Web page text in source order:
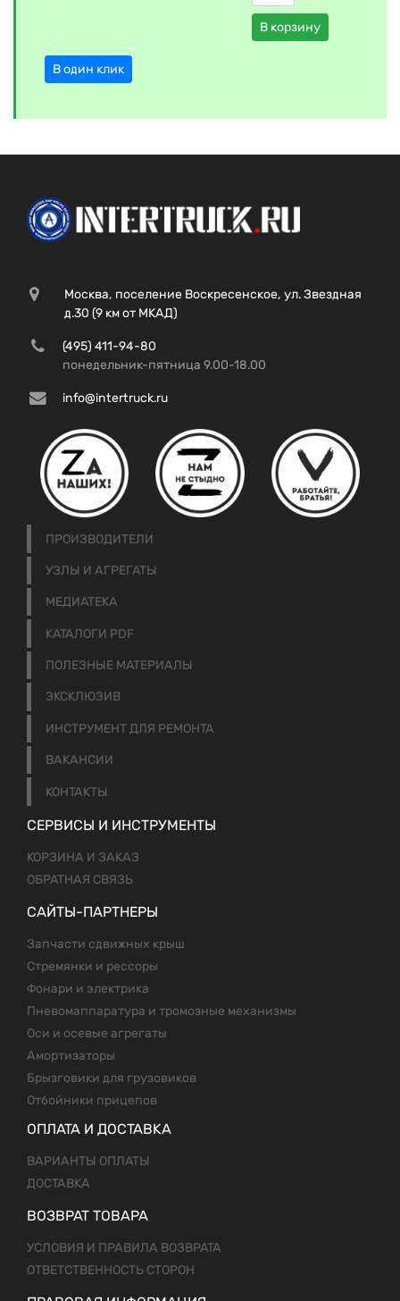
В корзину
В один клик
Москва, поселение Воскресенское, ул. Звездная
д.30 (9 км от МКАД)
(495) 411-94-80
понедельник-пятница 9.00-18.00
info@intertruck.ru
ПРОИЗВОДИТЕЛИ
УЗЛЫ И АГРЕГАТЫ
МЕДИАТЕКА
КАТАЛОГИ PDF
ПОЛЕЗНЫЕ МАТЕРИАЛЫ
ЭКСКЛЮЗИВ
ИНСТРУМЕНТ ДЛЯ РЕМОНТА
ВАКАНСИИ
КОНТАКТЫ
СЕРВИСЫ И ИНСТРУМЕНТЫ
КОРЗИНА И ЗАКАЗ
ОБРАТНАЯ СВЯЗЬ
САЙТЫ-ПАРТНЕРЫ
Запчасти сдвижных крыш
Стремянки и рессоры
Фонари и электрика
Пневомаппаратура и тромозные механизмы
Оси и осевые агрегаты
Амортизаторы
Брызговики для грузовиков
Отбойники прицепов
ОПЛАТА И ДОСТАВКА
ВАРИАНТЫ ОПЛАТЫ
ДОСТАВКА
ВОЗВРАТ ТОВАРА
УСЛОВИЯ И ПРАВИЛА ВОЗВРАТА
ОТВЕТСТВЕННОСТЬ СТОРОН